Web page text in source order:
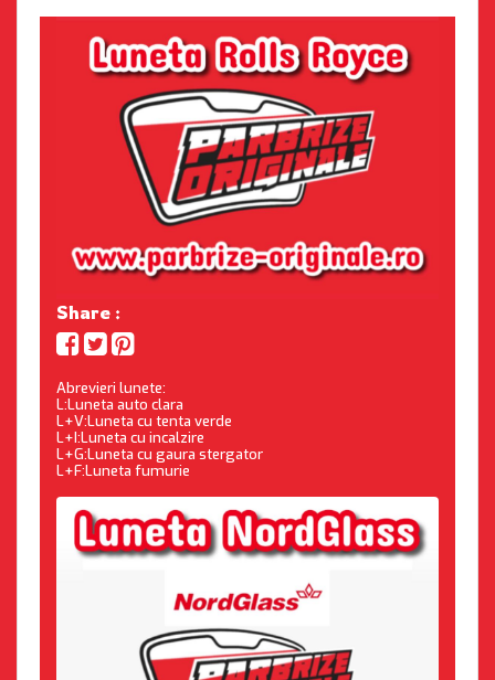
Share :
Abrevieri lunete:
L:Luneta auto clara
L+V:Luneta cu tenta verde
L+I:Luneta cu incalzire
L+G:Luneta cu gaura stergator
L+F:Luneta fumurie